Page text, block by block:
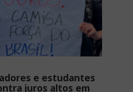
e estudantes
juros altos em